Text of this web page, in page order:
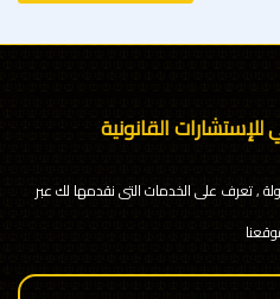
القانونية
, تعرف على الخدمات التى نقدمها لك عبر